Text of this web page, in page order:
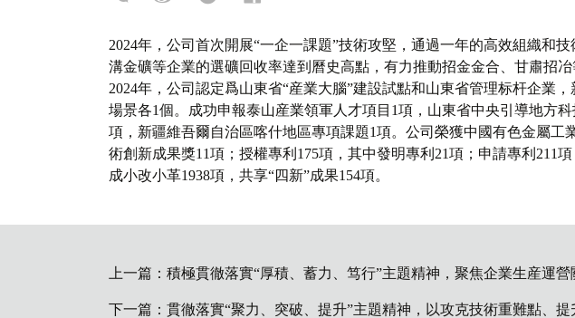
2024年，公司首次開展“一企一課題”技術攻堅，通過一年的高效組織和
溝金礦等企業的選礦回收率達到曆史高點，有力推動招金金合、甘肅招
2024年，公司認定爲山東省“産業大腦”建設試點和山東省管理标杆企業
場景各1個。成功申報泰山産業領軍人才項目1項，山東省中央引導地方
項，新疆維吾爾自治區喀什地區專項課題1項。公司榮獲中國有色金屬
術創新成果獎11項；授權專利175項，其中發明專利21項；申請專利211
成小改小革1938項，共享“四新”成果154項。
上一篇： 積極貫徹落實“厚積、蓄力、笃行”主題精神，聚焦企業生産運營關鍵難題
下一篇： 貫徹落實“聚力、突破、提升”主題精神，以攻克技術重難點、